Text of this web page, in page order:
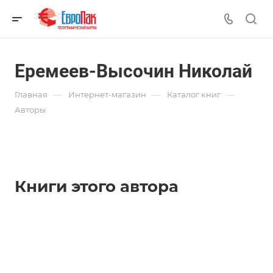
Еремеев-Высочин Николай
Главная — Интернет-магазин — Каталог книг —
Авторы
Книги этого автора